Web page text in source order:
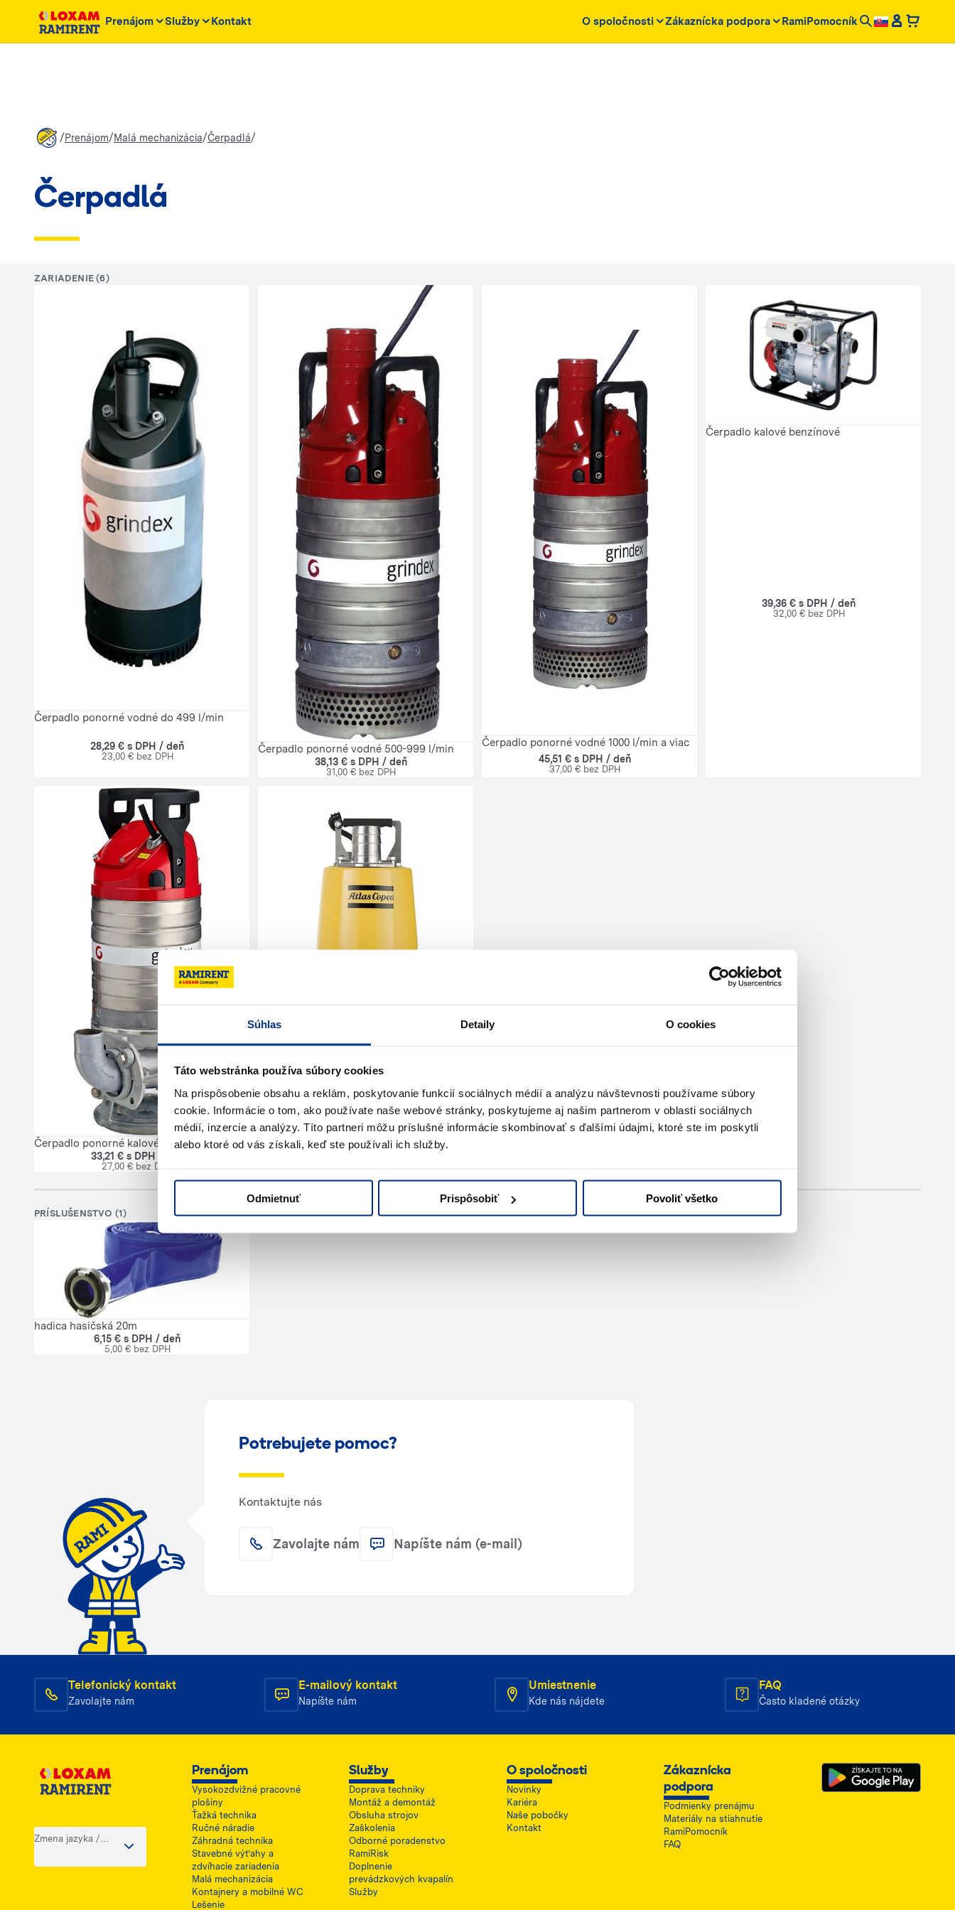
Súhlas Detaily O cookies
Táto webstránka používa súbory cookies
Na prispôsobenie obsahu a reklám, poskytovanie funkcií sociálnych médií a analýzu návštevnosti používame súbory
cookie. Informácie o tom, ako používate naše webové stránky, poskytujeme aj našim partnerom v oblasti sociálnych
médií, inzercie a analýzy. Títo partneri môžu príslušné informácie skombinovať s ďalšími údajmi, ktoré ste im poskytli
alebo ktoré od vás získali, keď ste používali ich služby.
Odmietnuť Prispôsobiť Povoliť všetko
Prenájom Služby Kontakt O spoločnosti Zákaznícka podpora RamiPomocník
/Prenájom/Malá mechanizácia/Čerpadlá/
Čerpadlá
ZARIADENIE (6)
Čerpadlo ponorné vodné do 499 l/min
28,29 € s DPH / deň
23,00 € bez DPH
Čerpadlo ponorné vodné 500-999 l/min
38,13 € s DPH / deň
31,00 € bez DPH
Čerpadlo ponorné vodné 1000 l/min a viac
45,51 € s DPH / deň
37,00 € bez DPH
Čerpadlo kalové benzínové
39,36 € s DPH / deň
32,00 € bez DPH
Čerpadlo ponorné kalové do 999 l/min
33,21 € s DPH / deň
27,00 € bez DPH
Čerpadlo ponorné na nízku hladinu
25,83 € s DPH / deň
21,00 € bez DPH
PRÍSLUŠENSTVO (1)
hadica hasičská 20m
6,15 € s DPH / deň
5,00 € bez DPH
Potrebujete pomoc?
Kontaktujte nás
Zavolajte nám Napíšte nám (e-mail)
Telefonický kontakt
Zavolajte nám
E-mailový kontakt
Napíšte nám
Umiestnenie
Kde nás nájdete
FAQ
Často kladené otázky
Zmena jazyka /
Prenájom
Vysokozdvižné pracovné
plošiny
Ťažká technika
Ručné náradie
Záhradná technika
Stavebné výťahy a
zdvíhacie zariadenia
Malá mechanizácia
Kontajnery a mobilné WC
Lešenie
Služby
Doprava techniky
Montáž a demontáž
Obsluha strojov
Zaškolenia
Odborné poradenstvo
RamiRisk
Doplnenie
prevádzkových kvapalín
Služby
O spoločnosti
Novinky
Kariéra
Naše pobočky
Kontakt
Zákaznícka
podpora
Podmienky prenájmu
Materiály na stiahnutie
RamiPomocník
FAQ